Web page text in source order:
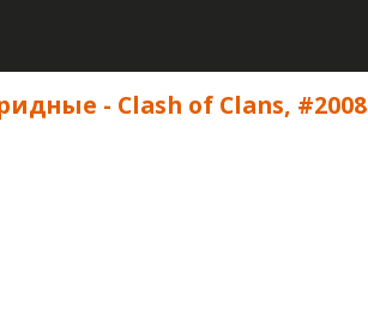
- Clash of Clans, #2008